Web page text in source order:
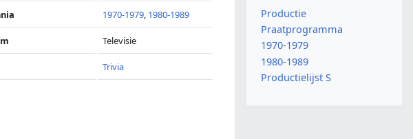
1970-1979, 1980-1989
Televisie
Trivia
Productie
Praatprogramma
1970-1979
1980-1989
Productielijst S